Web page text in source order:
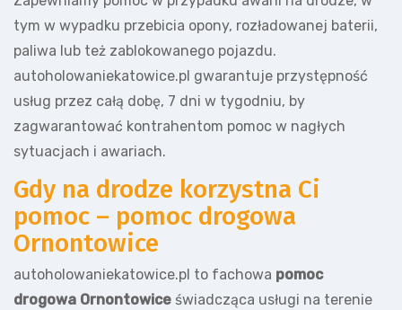
tym w wypadku przebicia opony, rozładowanej baterii,
paliwa lub też zablokowanego pojazdu.
autoholowaniekatowice.pl gwarantuje przystępność
usług przez całą dobę, 7 dni w tygodniu, by
zagwarantować kontrahentom pomoc w nagłych
sytuacjach i awariach.
Gdy na drodze korzystna Ci
pomoc – pomoc drogowa
Ornontowice
autoholowaniekatowice.pl to fachowa pomoc
drogowa Ornontowice świadcząca usługi na terenie